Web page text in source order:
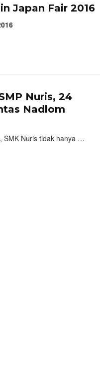
Japan Fair 2016
Nuris, 24
Nadlom
SMK Nuris tidak hanya …